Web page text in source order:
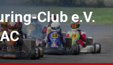
Club e.V.